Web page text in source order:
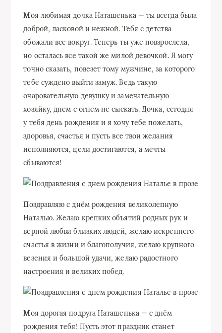
Моя любимая дочка Наташенька — ты всегда была
доброй, ласковой и нежной. Тебя с детства
обожали все вокруг. Теперь ты уже повзрослела,
но осталась все такой же милой девочкой. Я могу
точно сказать, повезет тому мужчине, за которого
тебе суждено выйти замуж. Ведь такую
очаровательную девушку и замечательную
хозяйку, днем с огнем не сыскать. Дочка, сегодня
у тебя день рождения и я хочу тебе пожелать,
здоровья, счастья и пусть все твои желания
исполняются, цели достигаются, а мечты
сбываются!
Поздравляю с днём рождения великолепную
Наталью. Желаю крепких объятий родных рук и
верной любви близких людей, желаю искреннего
счастья в жизни и благополучия, желаю крупного
везения и большой удачи, желаю радостного
настроения и великих побед.
Моя дорогая подруга Наташенька — с днём
рождения тебя! Пусть этот праздник станет